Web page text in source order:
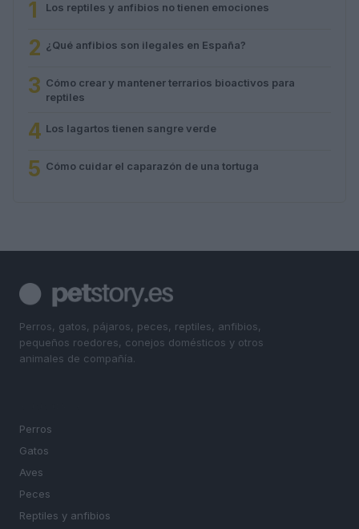
1 Los reptiles y anfibios no tienen emociones
2 ¿Qué anfibios son ilegales en España?
3 Cómo crear y mantener terrarios bioactivos para
reptiles
4 Los lagartos tienen sangre verde
5 Cómo cuidar el caparazón de una tortuga
Perros, gatos, pájaros, peces, reptiles, anfibios,
pequeños roedores, conejos domésticos y otros
animales de compañía.
Perros
Gatos
Aves
Peces
Reptiles y anfibios